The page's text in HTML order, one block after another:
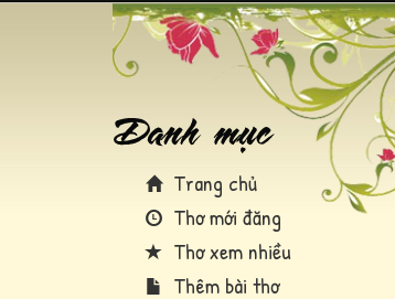
Trang chủ
Thơ mới đăng
Thơ xem nhiều
Thêm bài thơ